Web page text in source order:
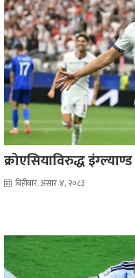
क्रोएसियाविरुद्ध
बिहीबार, असार ४, २०८३